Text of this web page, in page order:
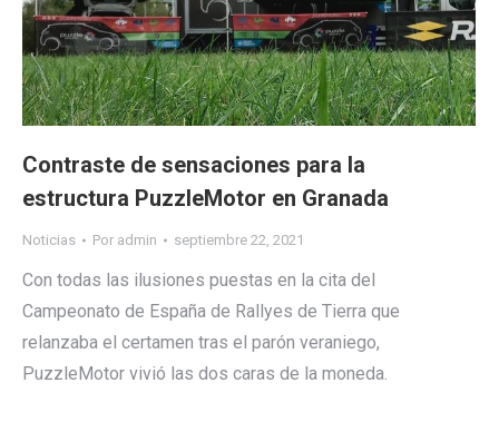
Contraste de sensaciones para la
estructura PuzzleMotor en Granada
Noticias Por admin septiembre 22, 2021
Con todas las ilusiones puestas en la cita del
Campeonato de España de Rallyes de Tierra que
relanzaba el certamen tras el parón veraniego,
PuzzleMotor vivió las dos caras de la moneda.